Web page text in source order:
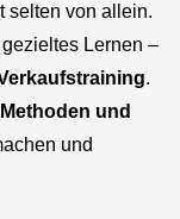
selten von allein.
Lernen –
.
Methoden und
und